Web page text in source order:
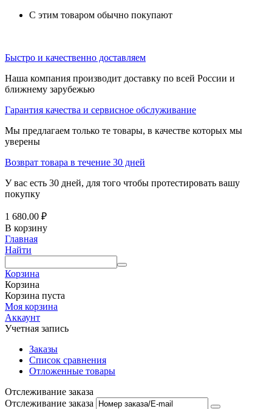
С этим товаром обычно покупают
Быстро и качественно доставляем
Наша компания производит доставку по всей России и
ближнему зарубежью
Гарантия качества и сервисное обслуживание
Мы предлагаем только те товары, в качестве которых мы
уверены
Возврат товара в течение 30 дней
У вас есть 30 дней, для того чтобы протестировать вашу
покупку
1 680.00 ₽
В корзину
Главная
Найти
Корзина
Корзина
Корзина пуста
Моя корзина
Аккаунт
Учетная запись
Заказы
Список сравнения
Отложенные товары
Отслеживание заказа
Отслеживание заказа